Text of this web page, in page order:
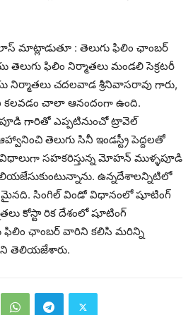
మాట్లాడుతూ : తెలుగు ఫిలిం ఛాంబర్
ఫిలిం నిర్మాతలు మండలి సెక్రటరీ
నిర్మాతలు చదలవాడ శ్రీనివాసరావు గారు,
చాలా ఆనందంగా ఉంది.
గారితో ఎప్పటినుంచో ట్రావెల్
తెలుగు సినీ ఇండస్ట్రీ పెద్దలతో
సహకరిస్తున్న మోహన్ ముళ్ళపూడి
ఉన్నదేశాలన్నిటిలో
సింగిల్ విండో విధానంలో షూటింగ్
కోస్టా రిక దేశంలో షూటింగ్
ఫిలిం ఛాంబర్ వారిని కలిసి మరిన్ని
తెలియజేశారు.